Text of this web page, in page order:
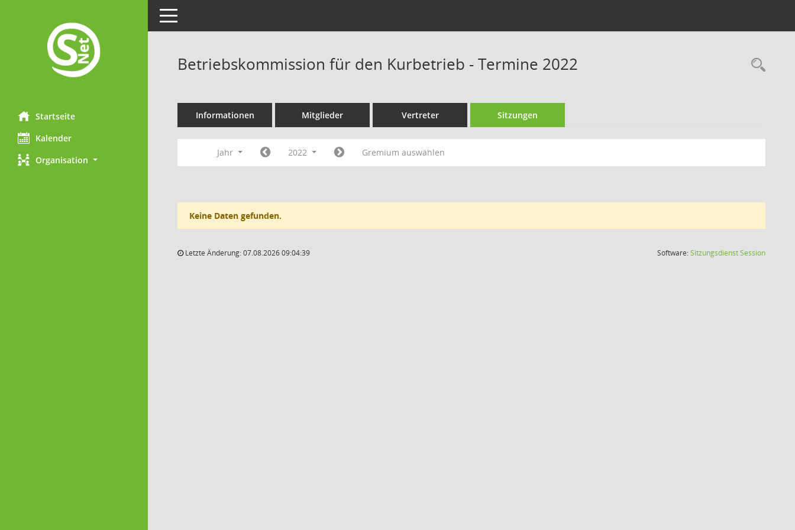
Startseite
Kalender
Organisation
Toggle navigation
Betriebskommission für den Kurbetrieb - Termine 2022
Informationen Mitglieder Vertreter Sitzungen
Jahr 2022 Gremium auswählen
Keine Daten gefunden.
Letzte Änderung: 07.08.2026 09:04:39 Software:SitzungsdienstSession(Wird in